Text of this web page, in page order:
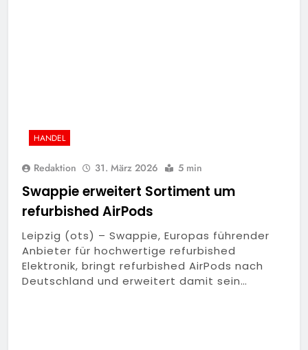
HANDEL
Redaktion 31. März 2026 5 min
Swappie erweitert Sortiment um
refurbished AirPods
Leipzig (ots) – Swappie, Europas führender
Anbieter für hochwertige refurbished
Elektronik, bringt refurbished AirPods nach
Deutschland und erweitert damit sein…